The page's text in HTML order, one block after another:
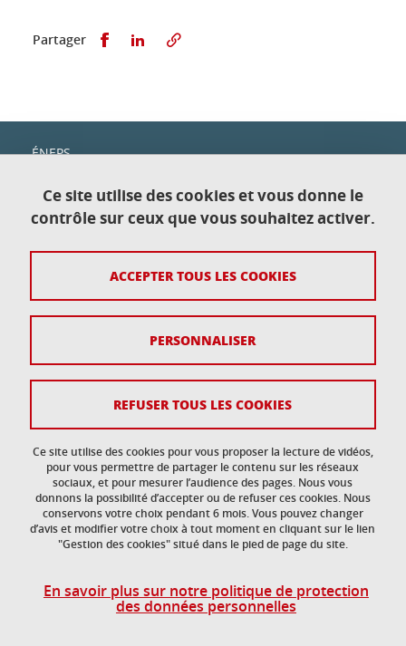
Partager Partager sur Facebook
Partager sur LinkedIn
ÉNEPS
Domaine universitaire
151, rue de la Papeterie
38400 Saint-Martin-d'Hères—Gières
Plan du site
Données personnelles
Gestion des cookies
Accessibilité : non conforme
Ce site utilise des cookies et vous donne le
contrôle sur ceux que vous souhaitez activer.
Ce site utilise des cookies pour vous proposer la lecture de vidéos,
pour vous permettre de partager le contenu sur les réseaux
sociaux, et pour mesurer l’audience des pages. Nous vous
donnons la possibilité d’accepter ou de refuser ces cookies. Nous
conservons votre choix pendant 6 mois. Vous pouvez changer
d’avis et modifier votre choix à tout moment en cliquant sur le lien
"Gestion des cookies" situé dans le pied de page du site.
En savoir plus sur notre politique de protection
des données personnelles
ACCEPTER TOUS LES COOKIES
REFUSER TOUS LES COOKIES
PERSONNALISER